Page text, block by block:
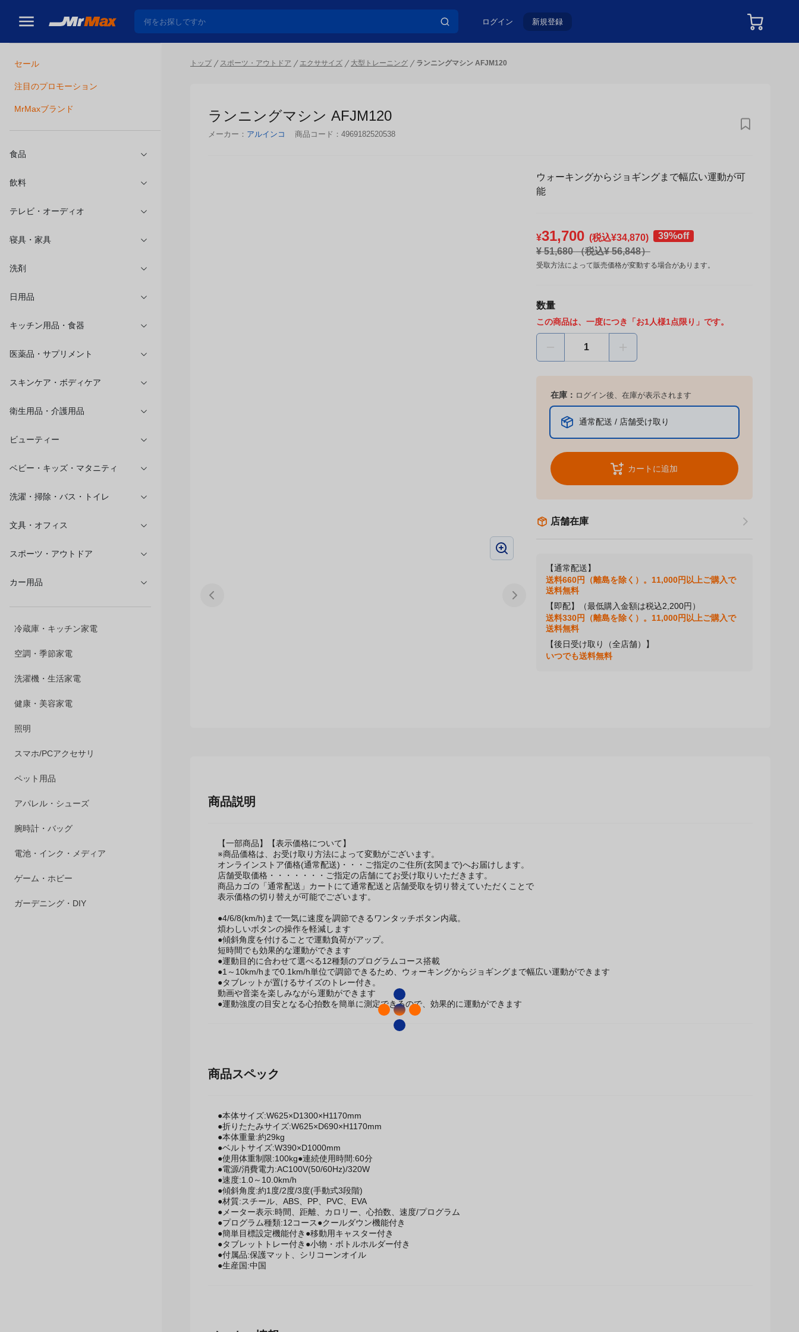
ログイン 新規登録
セール
注目のプロモーション
MrMaxブランド
食品
飲料
スポーツ・アウトドア
カー用品
冷蔵庫・キッチン家電
空調・季節家電
洗濯機・生活家電
健康・美容家電
トップ スポーツ・アウトドア エクササイズ 大型トレーニング ランニングマシン AFJM120
ランニングマシン AFJM120
メーカー： アルインコ 商品コード： 4969182520538
ウォーキングからジョギングまで幅広い運動が可
能
¥31,700 (税込¥34,870)
39%off
¥ 51,680（税込¥56,848）
受取方法によって販売価格が変動する場合があります。
数量
この商品は、一度につき「お1人様1点限り」です。
在庫： ログイン後、在庫が表示されます
通常配送 / 店舗受け取り
カートに追加
店舗在庫
【通常配送】
送料660円（離島を除く）。11,000円以上ご購入で
送料無料
【即配】（最低購入金額は税込2,200円）
送料330円（離島を除く）。11,000円以上ご購入で
送料無料
【後日受け取り（全店舗）】
【一部商品】【表示価格について】
※商品価格は、お受け取り方法によって変動がございます。
オンラインストア価格(通常配送)・・・ご指定のご住所(玄関まで)へお届けします。
店舗受取価格・・・・・・・ご指定の店舗にてお受け取りいただきます。
商品カゴの「通常配送」カートにて通常配送と店舗受取を切り替えていただくことで
●4/6/8(km/h)まで一気に速度を調節できるワンタッチボタン内蔵。
煩わしいボタンの操作を軽減します
●傾斜角度を付けることで運動負荷がアップ。
短時間でも効果的な運動ができます
●運動目的に合わせて選べる12種類のプログラムコース搭載
●1～10km/hまで0.1km/h単位で調節できるため、ウォーキングからジョギングまで幅広い運動ができます
●タブレットが置けるサイズのトレー付き。
動画や音楽を楽しみながら運動ができます
●運動強度の目安となる心拍数を簡単に測定できるので、効果的に運動ができます
●本体サイズ:W625×D1300×H1170mm
●折りたたみサイズ:W625×D690×H1170mm
●本体重量:約29kg
●ベルトサイズ:W390×D1000mm
●使用体重制限:100kg●連続使用時間:60分
●電源/消費電力:AC100V(50/60Hz)/320W
●速度:1.0～10.0km/h
●傾斜角度:約1度/2度/3度(手動式3段階)
●材質:スチール、ABS、PP、PVC、EVA
●メーター表示:時間、距離、カロリー、心拍数、速度/プログラム
●プログラム種類:12コース●クールダウン機能付き
●簡単目標設定機能付き●移動用キャスター付き
●タブレットトレー付き●小物・ボトルホルダー付き
●付属品:保護マット、シリコーンオイル